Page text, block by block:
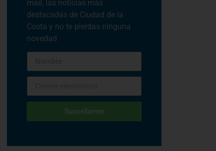
mail, las noticias más
destacadas de Ciudad de la
Costa y no te pierdas ninguna
novedad
Suscribirme